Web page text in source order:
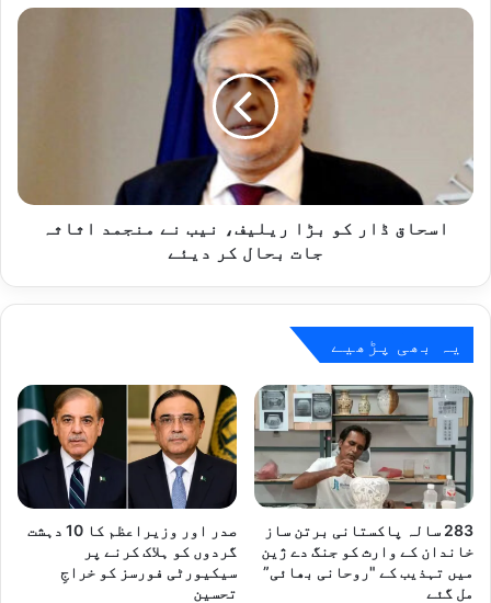
دیئے
اسحاق
نے
منجمد
اثاثہ
اسحاق ڈار کو بڑا ریلیف، نیب نے منجمد اثاثہ
جات بحال کر دیئے
یہ بھی پڑھیے
283 سالہ پاکستانی برتن ساز
خاندان کے وارث کو جنگ دے ژین
میں تہذیب کے "روحانی بھائی”
مل گئے
صدر اور وزیراعظم کا 10 دہشت
گردوں کو ہلاک کرنے پر
سیکیورٹی فورسز کو خراجِ
تحسین